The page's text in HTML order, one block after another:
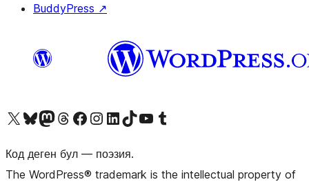
BuddyPress ↗
Visit our X (formerly Twitter) account
Visit our Bluesky account
Биздин Mastodon түрмөгүбүзгө баш багыңыз
Visit our Threads account
Биздин Facebook баракчабызга кириңиз
Биздин Instagram баракчабызга баш багыңыз
Биздин LinkedIn баракчабызга баш багыңыз
Visit our TikTok account
Visit our YouTube channel
Visit our Tumblr account
Код деген бул — поэзия.
The WordPress® trademark is the intellectual property of